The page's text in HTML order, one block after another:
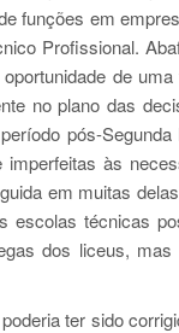
funções em
Profissional.
de
no plano das
pós-
imperfeitas às
em muitas
escolas técnicas
dos liceus,
ter sido